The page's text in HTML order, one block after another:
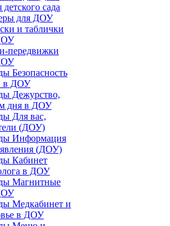
сада
для ДОУ
и таблички
передвижки
Безопасность
в ДОУ
Дежурство,
дня в ДОУ
Для вас,
(ДОУ)
Информация
(ДОУ)
Кабинет
в ДОУ
Магнитные
Медкабинет и
в ДОУ